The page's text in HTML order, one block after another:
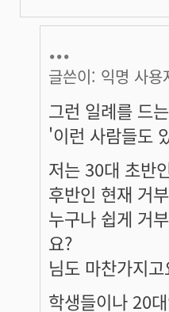
...
글쓴이: 익명 사용
그런 일례를 드
'이런 사람들도
저는 30대 초반
후반인 현재 거
누구나 쉽게 거
요?
님도 마찬가지
학생들이나 20